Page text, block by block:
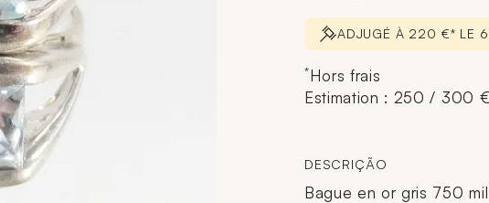
ADJUGÉ À 220 €* LE
*Hors frais
Estimation : 250 / 300
DESCRIÇÃO
Bague en or gris 750